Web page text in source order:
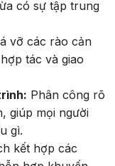
vỡ các rào cản
tác và giao
Phân công rõ
giúp mọi người
gì.
kết hợp các
hợp khuyến